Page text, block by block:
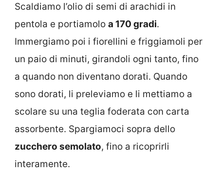
Scaldiamo l’olio di semi di arachidi in
pentola e portiamolo a 170 gradi.
Immergiamo poi i fiorellini e friggiamoli per
un paio di minuti, girandoli ogni tanto, fino
a quando non diventano dorati. Quando
sono dorati, li preleviamo e li mettiamo a
scolare su una teglia foderata con carta
assorbente. Spargiamoci sopra dello
zucchero semolato, fino a ricoprirli
interamente.